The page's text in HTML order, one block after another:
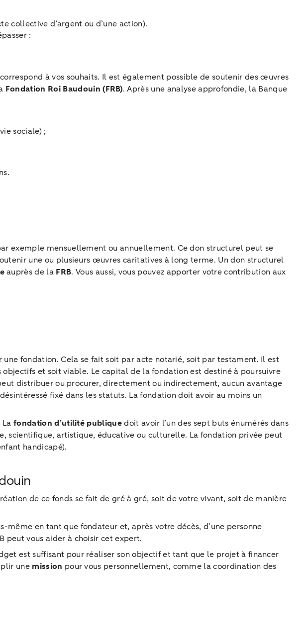
collective d’argent ou d’une action).
:
à vos souhaits. Il est également possible de soutenir des œuvres
Fondation Roi Baudouin (FRB). Après une analyse approfondie, la Banque
sociale) ;
exemple mensuellement ou annuellement. Ce don structurel peut se
une ou plusieurs œuvres caritatives à long terme. Un don structurel
auprès de la FRB. Vous aussi, vous pouvez apporter votre contribution aux
fondation. Cela se fait soit par acte notarié, soit par testament. Il est
et soit viable. Le capital de la fondation est destiné à poursuivre
distribuer ou procurer, directement ou indirectement, aucun avantage
fixé dans les statuts. La fondation doit avoir au moins un
Lafondation d’utilité publiquedoit avoir l’un des sept buts énumérés dans
scientifique, artistique, éducative ou culturelle. La fondation privée peut
handicapé).
de ce fonds se fait de gré à gré, soit de votre vivant, soit de manière
en tant que fondateur et, après votre décès, d’une personne
peut vous aider à choisir cet expert.
est suffisant pour réaliser son objectif et tant que le projet à financer
une mission pour vous personnellement, comme la coordination des